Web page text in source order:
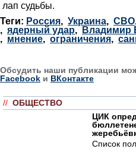
лап судьбы.
Теги: Россия, Украина, СВО
, ядерный удар, Владимир
, мнение, ограничения,
Обсудить наши публикации
Facebook и ВКонтакте
// ОБЩЕСТВО
ЦИК
Список